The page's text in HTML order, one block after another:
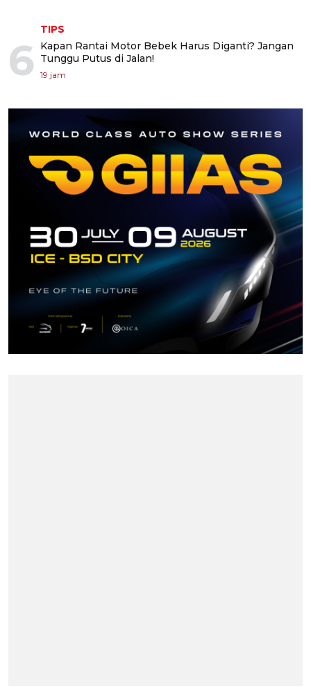
6
TIPS
Kapan Rantai Motor Bebek Harus Diganti? Jangan
Tunggu Putus di Jalan!
19 jam